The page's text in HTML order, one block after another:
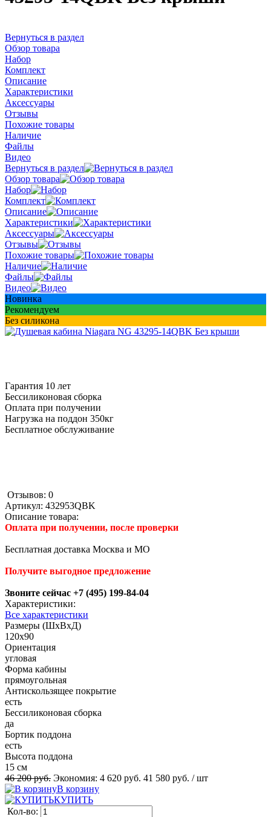
Вернуться в раздел
Обзор товара
Набор
Комплект
Описание
Характеристики
Аксессуары
Отзывы
Похожие товары
Наличие
Файлы
Видео
Вернуться в раздел
Обзор товара
Набор
Комплект
Описание
Характеристики
Аксессуары
Отзывы
Похожие товары
Наличие
Файлы
Видео
Новинка
Рекомендуем
Без силикона
Гарантия 10 лет
Бессиликоновая сборка
Оплата при получении
Нагрузка на поддон 350кг
Бесплатное обслуживание
Отзывов: 0
Артикул: 432953QBK
Описание товара:
Оплата при получении, после проверки
Бесплатная доставка Москва и МО
Получите выгодное предложение
Звоните сейчас +7 (495) 199-84-04
Характеристики:
Все характеристики
Размеры (ШхВхД)
120x90
Ориентация
угловая
Форма кабины
прямоугольная
Антискользящее покрытие
есть
Беcсиликоновая сборка
да
Бортик поддона
есть
Высота поддона
15 см
46 200 руб. Экономия: 4 620 руб. 41 580 руб. / шт
В корзину
КУПИТЬ
Кол-во: